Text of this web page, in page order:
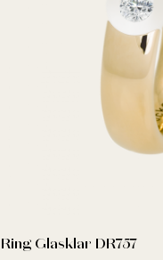
Ring Glasklar DR757